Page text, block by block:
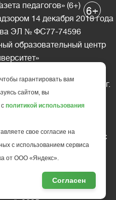
педагогов» (6+)
14 декабря 2018 года
ЭЛ № ФС77-74596
образовательный центр
Республика Карелия, г.
Энгельса д.10, офис 211
+7 (499) 685-10-45
допускается только c
редакции
обязательна.
образовательный центр
и переподготовки "Мой
6+
гарантировать вам
сайтом, вы
политикой использования
свое согласие на
с использованием сервиса
от ООО «Яндекс».
Согласен